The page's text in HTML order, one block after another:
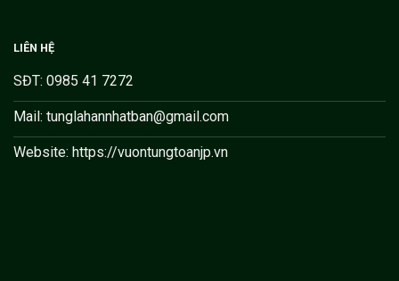
LIÊN HỆ
SĐT: 0985 41 7272
Mail: tunglahannhatban@gmail.com
Website: https://vuontungtoanjp.vn